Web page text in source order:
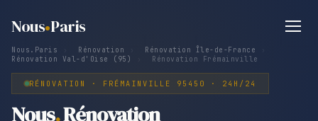
Nous Paris
Nous.Paris Rénovation Rénovation Île-de-France
Rénovation Val-d'Oise (95)
Rénovation Frémainville
RÉNOVATION · FRÉMAINVILLE 95450 · 24H/24
Nous.Rénovation